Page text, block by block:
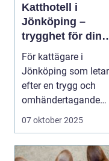
Katthotell i
Jönköping –
trygghet för din
fyrbenta vän
För kattägare i
Jönköping som letar
efter en trygg och
omhändertagande
plat...
07 oktober 2025